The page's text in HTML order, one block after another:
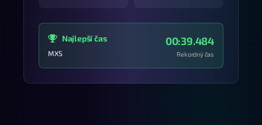
Najlepší čas
MXS
00:39.484
Rekordný čas